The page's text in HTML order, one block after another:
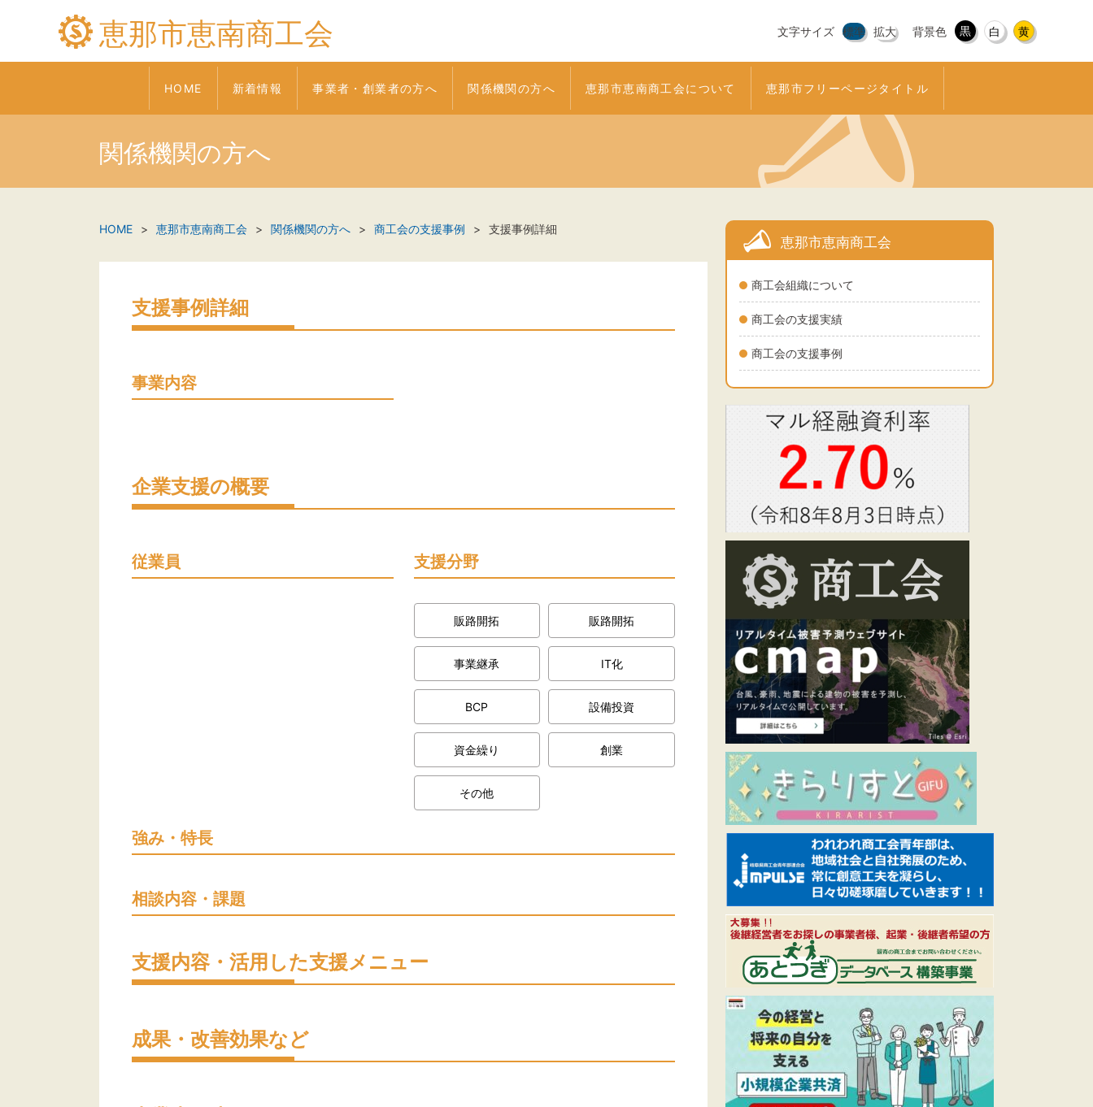
恵那市恵南商工会 文字サイズ 標準 拡大 背景色 黒 白 黄
HOME 新着情報 事業者・創業者の方へ 関係機関の方へ 恵那市恵南商工会について 恵那市フリーページタイトル
関係機関の方へ
恵那市恵南商工会
商工会組織について
商工会の支援実績
商工会の支援事例
HOME 恵那市恵南商工会 関係機関の方へ 商工会の支援事例 支援事例詳細
支援事例詳細
事業内容
企業支援の概要
従業員 支援分野
販路開拓 販路開拓
事業継承 IT化
BCP 設備投資
資金繰り 創業
その他
強み・特長
相談内容・課題
支援内容・活用した支援メニュー
成果・改善効果など